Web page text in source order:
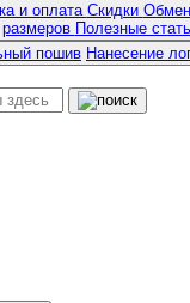
и оплата Скидки
размеров Полезные
пошив Нанесение